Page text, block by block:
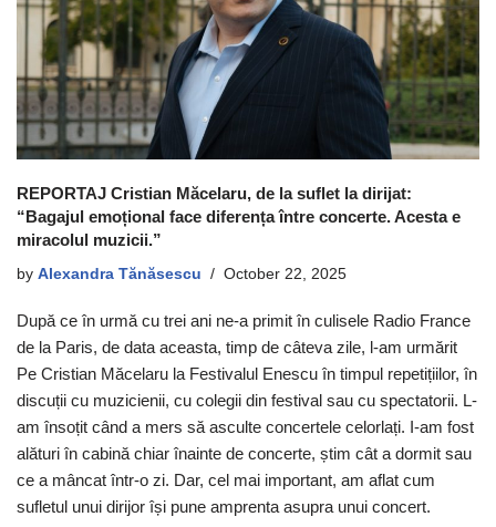
REPORTAJ Cristian Măcelaru, de la suflet la dirijat:
“Bagajul emoțional face diferența între concerte. Acesta e
miracolul muzicii.”
by Alexandra Tănăsescu October 22, 2025
După ce în urmă cu trei ani ne-a primit în culisele Radio France
de la Paris, de data aceasta, timp de câteva zile, l-am urmărit
Pe Cristian Măcelaru la Festivalul Enescu în timpul repetițiilor, în
discuții cu muzicienii, cu colegii din festival sau cu spectatorii. L-
am însoțit când a mers să asculte concertele celorlați. I-am fost
alături în cabină chiar înainte de concerte, știm cât a dormit sau
ce a mâncat într-o zi. Dar, cel mai important, am aflat cum
sufletul unui dirijor își pune amprenta asupra unui concert.